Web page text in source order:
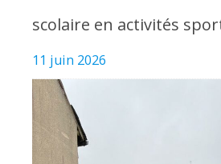
scolaire en activités
11 juin 2026